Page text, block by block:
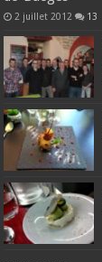
2 juillet 2012 13